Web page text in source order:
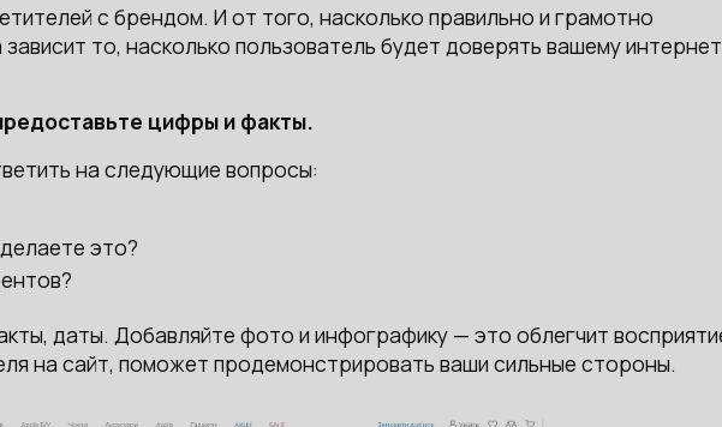
с брендом. И от того, насколько правильно и грамотно
то, насколько пользователь будет доверять вашему
цифры и факты.
на следующие вопросы:
это?
даты. Добавляйте фото и инфографику — это облегчит
на сайт, поможет продемонстрировать ваши сильные стороны.